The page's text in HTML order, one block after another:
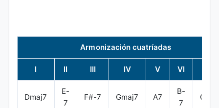
Armonización cuatríadas
I II III IV V VI
Dmaj7
E-
7
F#-7 Gmaj7 A7
B-
7
C#-